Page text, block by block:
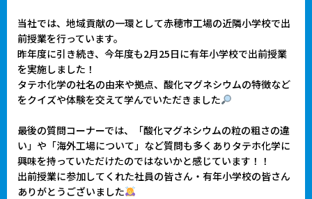
当社では、地域貢献の一環として赤穂市工場の近隣小学校で出
前授業を行っています。
昨年度に引き続き、今年度も2月25日に有年小学校で出前授業
を実施しました！
タテホ化学の社名の由来や拠点、酸化マグネシウムの特徴など
をクイズや体験を交えて学んでいただきました
最後の質問コーナーでは、「酸化マグネシウムの粒の粗さの違
い」や「海外工場について」など質問も多くありタテホ化学に
興味を持っていただけたのではないかと感じています！！
出前授業に参加してくれた社員の皆さん・有年小学校の皆さん
ありがとうございました